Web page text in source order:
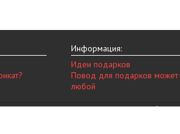
Информация:
Идеи подарков
Повод для подарков может
любой
– магазин подарочных сертификатов в